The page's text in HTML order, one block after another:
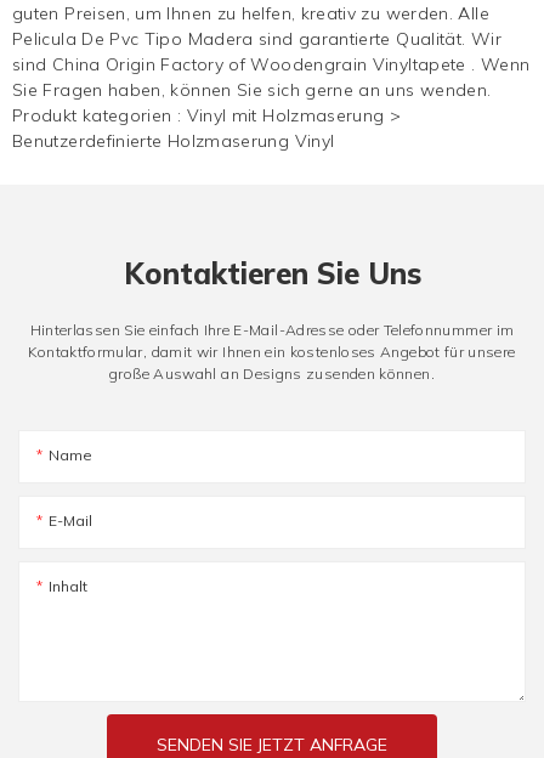
guten Preisen, um Ihnen zu helfen, kreativ zu werden. Alle
Pelicula De Pvc Tipo Madera sind garantierte Qualität. Wir
sind China Origin Factory of Woodengrain Vinyltapete . Wenn
Sie Fragen haben, können Sie sich gerne an uns wenden.
Produkt kategorien : Vinyl mit Holzmaserung >
Benutzerdefinierte Holzmaserung Vinyl
Kontaktieren Sie Uns
Hinterlassen Sie einfach Ihre E-Mail-Adresse oder Telefonnummer im
Kontaktformular, damit wir Ihnen ein kostenloses Angebot für unsere
große Auswahl an Designs zusenden können.
Name
E-Mail
Inhalt
SENDEN SIE JETZT ANFRAGE